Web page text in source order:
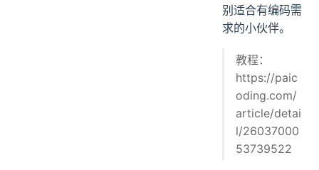
别适合有编码需
求的小伙伴。
教程：
https://paic
oding.com/
article/detai
l/26037000
53739522